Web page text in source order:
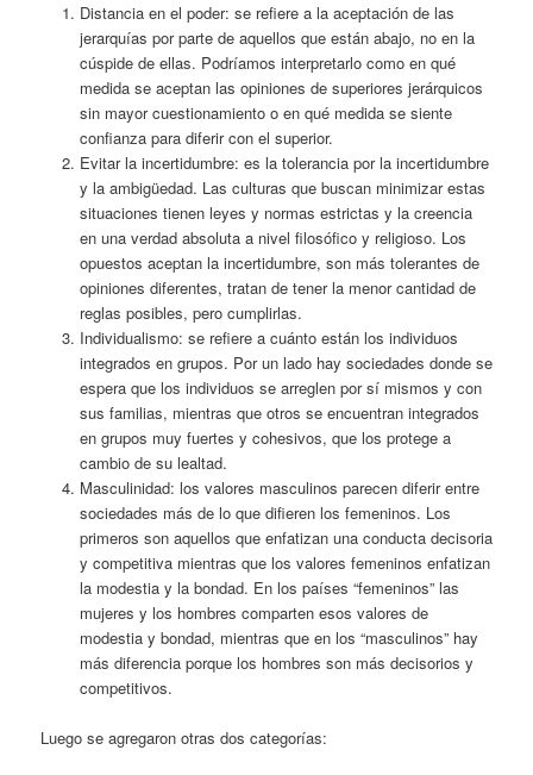
Distancia en el poder: se refiere a la aceptación de las
jerarquías por parte de aquellos que están abajo, no en la
cúspide de ellas. Podríamos interpretarlo como en qué
medida se aceptan las opiniones de superiores jerárquicos
sin mayor cuestionamiento o en qué medida se siente
confianza para diferir con el superior.
Evitar la incertidumbre: es la tolerancia por la incertidumbre
y la ambigüedad. Las culturas que buscan minimizar estas
situaciones tienen leyes y normas estrictas y la creencia
en una verdad absoluta a nivel filosófico y religioso. Los
opuestos aceptan la incertidumbre, son más tolerantes de
opiniones diferentes, tratan de tener la menor cantidad de
reglas posibles, pero cumplirlas.
Individualismo: se refiere a cuánto están los individuos
integrados en grupos. Por un lado hay sociedades donde se
espera que los individuos se arreglen por sí mismos y con
sus familias, mientras que otros se encuentran integrados
en grupos muy fuertes y cohesivos, que los protege a
cambio de su lealtad.
Masculinidad: los valores masculinos parecen diferir entre
sociedades más de lo que difieren los femeninos. Los
primeros son aquellos que enfatizan una conducta decisoria
y competitiva mientras que los valores femeninos enfatizan
la modestia y la bondad. En los países “femeninos” las
mujeres y los hombres comparten esos valores de
modestia y bondad, mientras que en los “masculinos” hay
más diferencia porque los hombres son más decisorios y
competitivos.
Luego se agregaron otras dos categorías: